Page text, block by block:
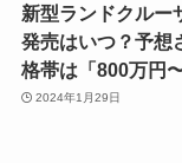
新型ランドクルー
発売はいつ？予想
格帯は「800万円〜
2024年1月29日